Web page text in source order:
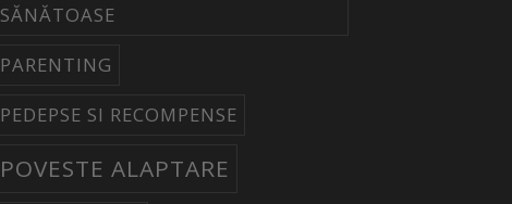
SĂNĂTOASE
PARENTING
PEDEPSE SI RECOMPENSE
POVESTE ALAPTARE